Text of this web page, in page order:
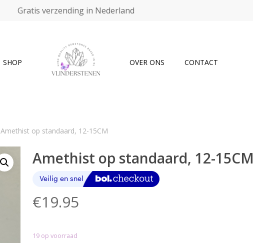
Gratis verzending in Nederland
SHOP OVER ONS CONTACT
Amethist op standaard, 12-15CM
Amethist op standaard, 12-15CM
€19.95
19 op voorraad